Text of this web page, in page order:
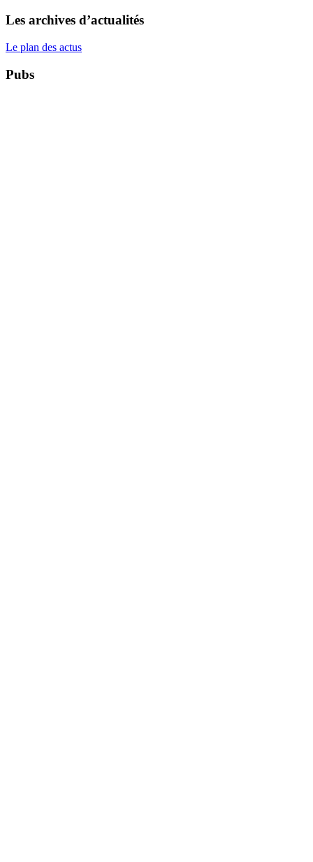
Les archives d’actualités
Le plan des actus
Pubs